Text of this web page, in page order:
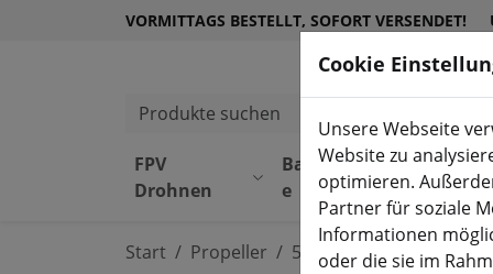
VORMITTAGS BESTELLT, SOFORT VERSENDET!
Produkte suchen
FPV
Drohnen
Bauteil
e
Equipmen
t
Start Propeller 5 Zoll Propeller
Cookie
Unsere Webseite
Website zu
optimieren.
Partner für soziale
Informationen
oder die sie im